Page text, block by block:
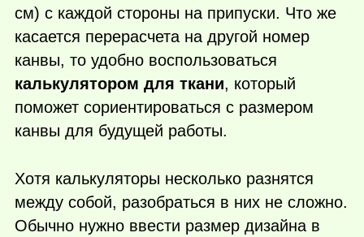
см) с каждой стороны на припуски. Что же
касается перерасчета на другой номер
канвы, то удобно воспользоваться
калькулятором для ткани, который
поможет сориентироваться с размером
канвы для будущей работы.
Хотя калькуляторы несколько разнятся
между собой, разобраться в них не сложно.
Обычно нужно ввести размер дизайна в